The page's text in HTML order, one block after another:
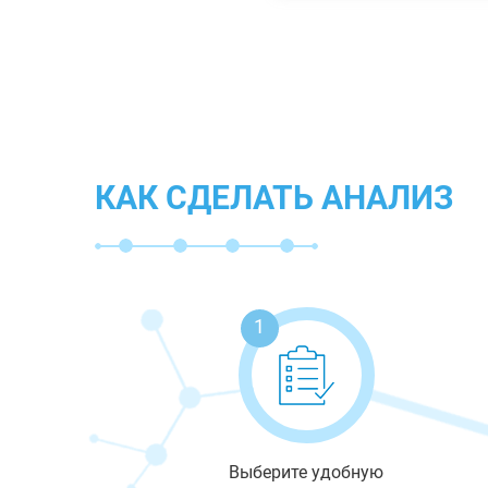
КАК СДЕЛАТЬ АНАЛИЗ
1
Выберите удобную